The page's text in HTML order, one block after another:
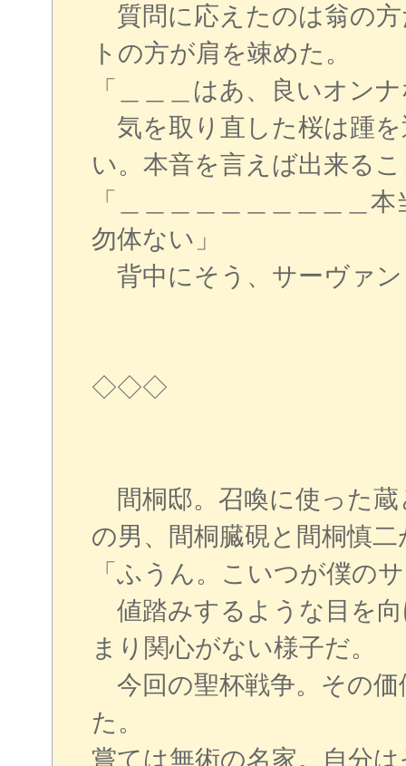
質問に応えたのは翁の
トの方が肩を竦めた。
「＿＿＿はあ、良いオン
気を取り直した桜は踵
い。本音を言えば出来る
「＿＿＿＿＿＿＿＿＿＿
勿体ない」
背中にそう、サーヴァ
◇◇◇
間桐邸。召喚に使った蔵
の男、間桐臓硯と間桐慎
「ふうん。こいつが僕の
値踏みするような目を
まり関心がない様子だ。
今回の聖杯戦争。その価
た。
嘗ては無術の名家。自分